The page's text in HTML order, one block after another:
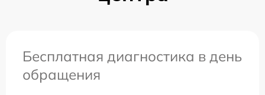
Бесплатная диагностика в день
обращения